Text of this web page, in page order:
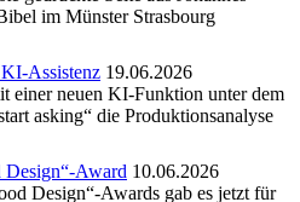
im Münster Strasbourg
Assistenz 19.06.2026
einer neuen KI-Funktion unter dem
asking“ die Produktionsanalyse
Design“-Award 10.06.2026
Design“-Awards gab es jetzt für